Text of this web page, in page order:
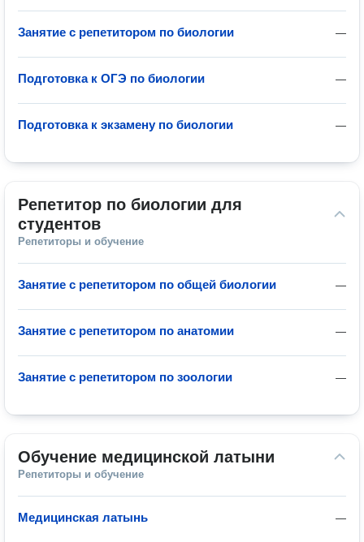
—
Занятие с репетитором по биологии
—
Подготовка к ОГЭ по биологии
—
Подготовка к экзамену по биологии
Репетитор по биологии для
студентов
Репетиторы и обучение
—
Занятие с репетитором по общей биологии
—
Занятие с репетитором по анатомии
—
Занятие с репетитором по зоологии
Обучение медицинской латыни
Репетиторы и обучение
—
Медицинская латынь